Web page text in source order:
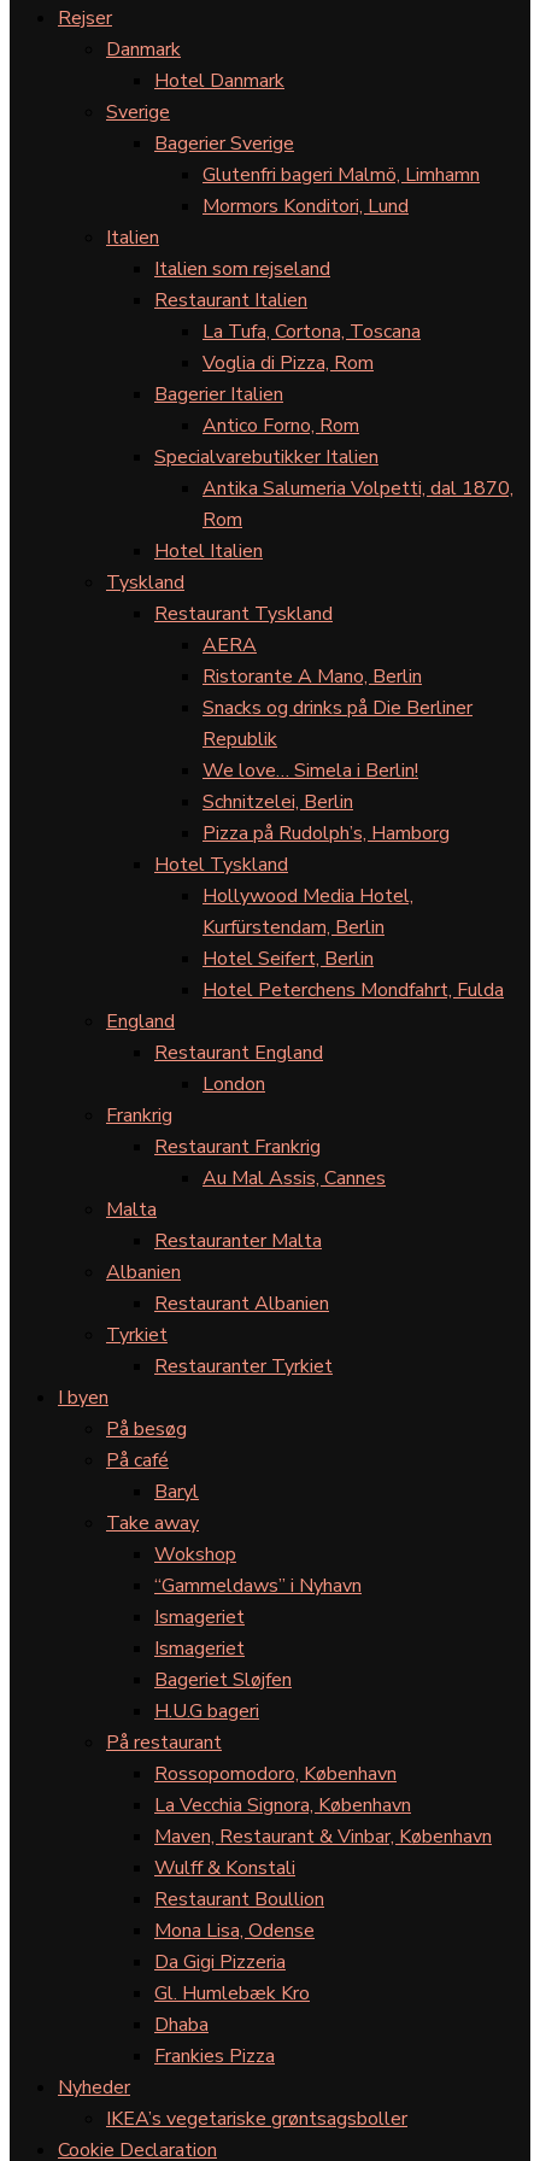
Rejser
Danmark
Hotel Danmark
Sverige
Bagerier Sverige
Glutenfri bageri Malmö, Limhamn
Mormors Konditori, Lund
Italien
Italien som rejseland
Restaurant Italien
La Tufa, Cortona, Toscana
Voglia di Pizza, Rom
Bagerier Italien
Antico Forno, Rom
Specialvarebutikker Italien
Antika Salumeria Volpetti, dal 1870,
Rom
Hotel Italien
Tyskland
Restaurant Tyskland
AERA
Ristorante A Mano, Berlin
Snacks og drinks på Die Berliner
Republik
We love… Simela i Berlin!
Schnitzelei, Berlin
Pizza på Rudolph’s, Hamborg
Hotel Tyskland
Hollywood Media Hotel,
Kurfürstendam, Berlin
Hotel Seifert, Berlin
Hotel Peterchens Mondfahrt, Fulda
England
Restaurant England
London
Frankrig
Restaurant Frankrig
Au Mal Assis, Cannes
Malta
Restauranter Malta
Albanien
Restaurant Albanien
Tyrkiet
Restauranter Tyrkiet
I byen
På besøg
På café
Baryl
Take away
Wokshop
“Gammeldaws” i Nyhavn
Ismageriet
Ismageriet
Bageriet Sløjfen
H.U.G bageri
På restaurant
Rossopomodoro, København
La Vecchia Signora, København
Maven, Restaurant & Vinbar, København
Wulff & Konstali
Restaurant Boullion
Mona Lisa, Odense
Da Gigi Pizzeria
Gl. Humlebæk Kro
Dhaba
Frankies Pizza
Nyheder
IKEA’s vegetariske grøntsagsboller
Cookie Declaration